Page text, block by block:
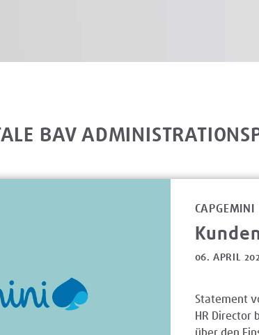
BAV
CAPGEMINI
06. APRIL
Statement
HR Director